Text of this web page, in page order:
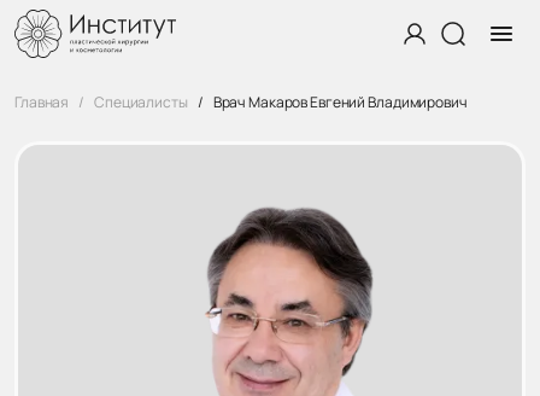
Главная Специалисты Врач Макаров Евгений Владимирович